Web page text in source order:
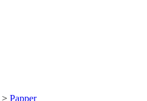
> Papper